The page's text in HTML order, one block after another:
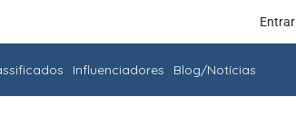
Entrar
Influenciadores Blog/Notícias